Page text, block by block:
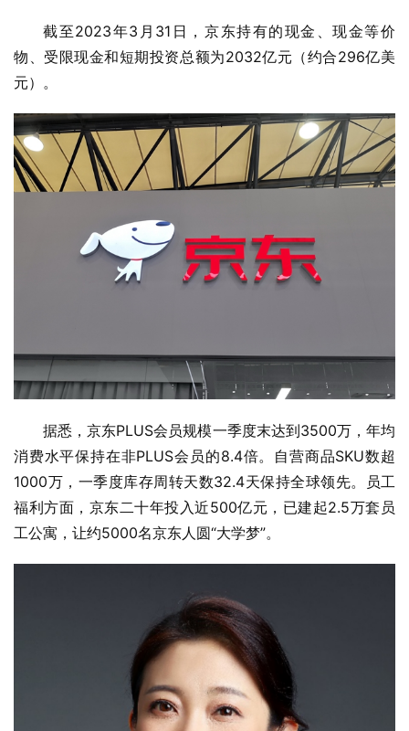
截至2023年3月31日，京东持有的现金、现金等价
物、受限现金和短期投资总额为2032亿元（约合296亿美
元）。
据悉，京东PLUS会员规模一季度末达到3500万，年均
消费水平保持在非PLUS会员的8.4倍。自营商品SKU数超
1000万，一季度库存周转天数32.4天保持全球领先。员工
福利方面，京东二十年投入近500亿元，已建起2.5万套员
工公寓，让约5000名京东人圆“大学梦”。